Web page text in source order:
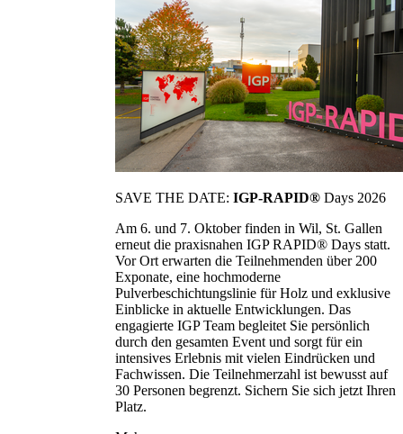
SAVE THE DATE: IGP-RAPID® Days 2026
Am 6. und 7. Oktober finden in Wil, St. Gallen
erneut die praxisnahen IGP RAPID® Days statt.
Vor Ort erwarten die Teilnehmenden über 200
Exponate, eine hochmoderne
Pulverbeschichtungslinie für Holz und exklusive
Einblicke in aktuelle Entwicklungen. Das
engagierte IGP Team begleitet Sie persönlich
durch den gesamten Event und sorgt für ein
intensives Erlebnis mit vielen Eindrücken und
Fachwissen. Die Teilnehmerzahl ist bewusst auf
30 Personen begrenzt. Sichern Sie sich jetzt Ihren
Platz.